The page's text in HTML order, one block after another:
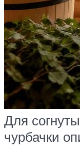
Для
чурбачки